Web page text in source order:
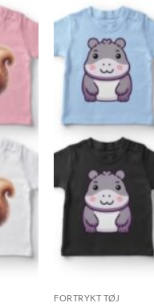
FORTRYKT TØJ